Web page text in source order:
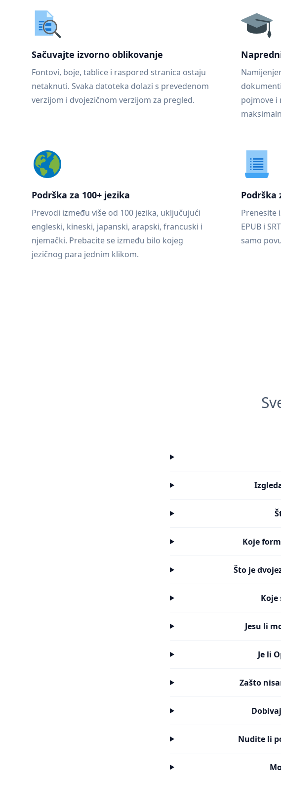
Sačuvajte izvorno oblikovanje
Fontovi, boje, tablice i raspored stranica ostaju
netaknuti. Svaka datoteka dolazi s prevedenom
verzijom i dvojezičnom verzijom za pregled.
pojmove i
Podrška za 100+ jezika
Prevodi između više od 100 jezika, uključujući
engleski, kineski, japanski, arapski, francuski i
njemački. Prebacite se između bilo kojeg
jezičnog para jednim klikom.
Prenesite
EPUB i
samo
Koje
Što je
Koje
Jesu li
Je li
Zašto
Nudite li